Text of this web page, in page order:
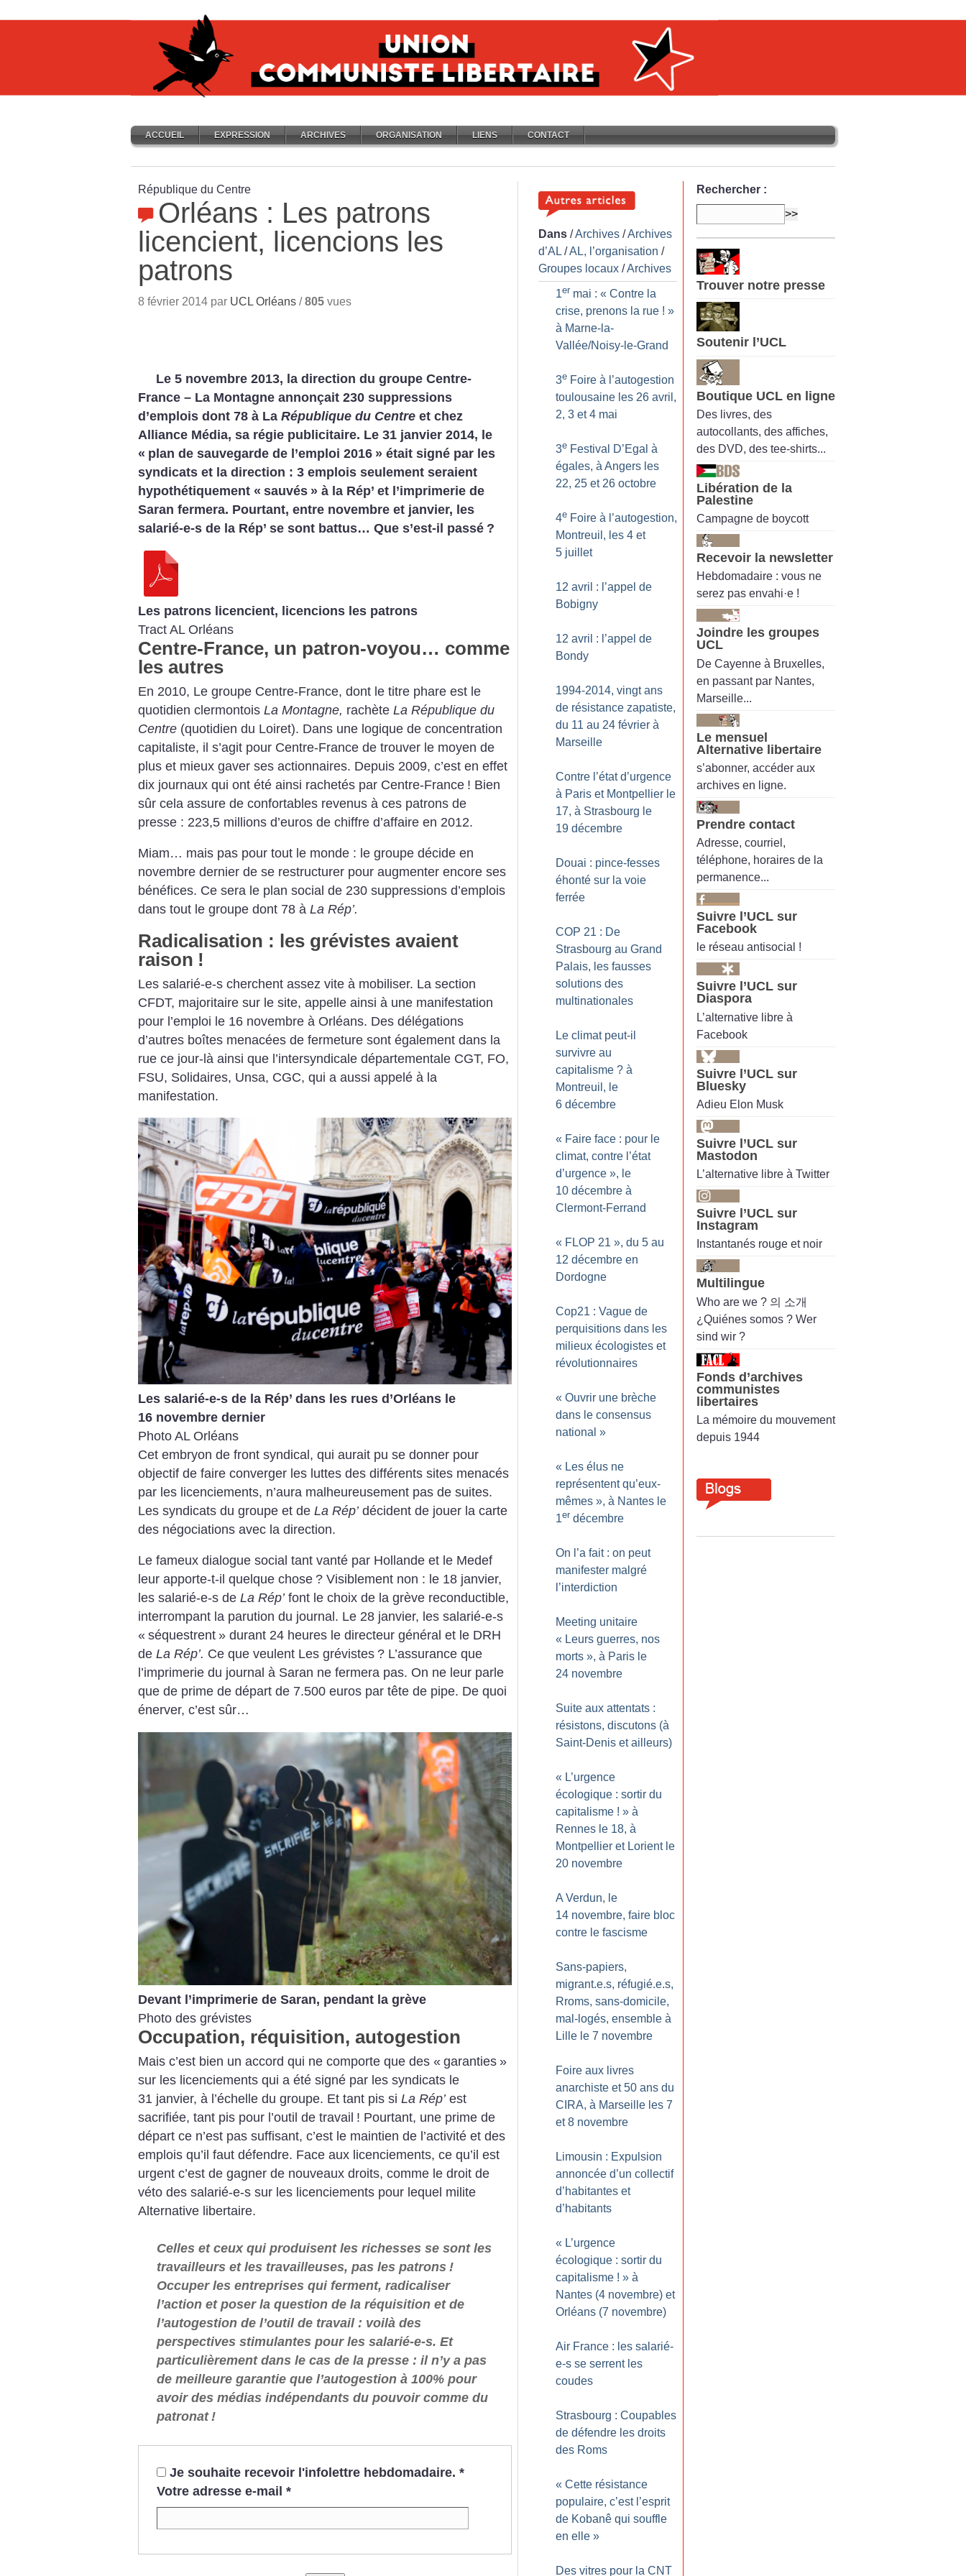
ACCUEIL EXPRESSION ARCHIVES ORGANISATION LIENS CONTACT
République du Centre
Orléans : Les patrons
licencient, licencions les
patrons
8 février 2014 par UCL Orléans /805 vues
Le 5 novembre 2013, la direction du groupe Centre-
France – La Montagne annonçait 230 suppressions
d’emplois dont 78 à La République du Centre et chez
Alliance Média, sa régie publicitaire. Le 31 janvier 2014, le
« plan de sauvegarde de l’emploi 2016 » était signé par les
syndicats et la direction : 3 emplois seulement seraient
hypothétiquement « sauvés » à la Rép’ et l’imprimerie de
Saran fermera. Pourtant, entre novembre et janvier, les
salarié-e-s de la Rép’ se sont battus… Que s’est-il passé ?
Les patrons licencient, licencions les patrons
Tract AL Orléans
Centre-France, un patron-voyou… comme
les autres
En 2010, Le groupe Centre-France, dont le titre phare est le
quotidien clermontois La Montagne, rachète La République du
Centre (quotidien du Loiret). Dans une logique de concentration
capitaliste, il s’agit pour Centre-France de trouver le moyen de
plus et mieux gaver ses actionnaires. Depuis 2009, c’est en effet
dix journaux qui ont été ainsi rachetés par Centre-France ! Bien
sûr cela assure de confortables revenus à ces patrons de
presse : 223,5 millions d’euros de chiffre d’affaire en 2012.
Miam… mais pas pour tout le monde : le groupe décide en
novembre dernier de se restructurer pour augmenter encore ses
bénéfices. Ce sera le plan social de 230 suppressions d’emplois
dans tout le groupe dont 78 à La Rép’.
Radicalisation : les grévistes avaient
raison !
Les salarié-e-s cherchent assez vite à mobiliser. La section
CFDT, majoritaire sur le site, appelle ainsi à une manifestation
pour l’emploi le 16 novembre à Orléans. Des délégations
d’autres boîtes menacées de fermeture sont également dans la
rue ce jour-là ainsi que l’intersyndicale départementale CGT, FO,
FSU, Solidaires, Unsa, CGC, qui a aussi appelé à la
manifestation.
Les salarié-e-s de la Rép’ dans les rues d’Orléans le
16 novembre dernier
Photo AL Orléans
Cet embryon de front syndical, qui aurait pu se donner pour
objectif de faire converger les luttes des différents sites menacés
par les licenciements, n’aura malheureusement pas de suites.
Les syndicats du groupe et de La Rép’décident de jouer la carte
des négociations avec la direction.
Le fameux dialogue social tant vanté par Hollande et le Medef
leur apporte-t-il quelque chose ? Visiblement non : le 18 janvier,
les salarié-e-s de La Rép’font le choix de la grève reconductible,
interrompant la parution du journal. Le 28 janvier, les salarié-e-s
« séquestrent » durant 24 heures le directeur général et le DRH
de La Rép’. Ce que veulent Les grévistes ? L’assurance que
l’imprimerie du journal à Saran ne fermera pas. On ne leur parle
que de prime de départ de 7.500 euros par tête de pipe. De quoi
énerver, c’est sûr…
Devant l’imprimerie de Saran, pendant la grève
Photo des grévistes
Occupation, réquisition, autogestion
Mais c’est bien un accord qui ne comporte que des « garanties »
sur les licenciements qui a été signé par les syndicats le
31 janvier, à l’échelle du groupe. Et tant pis si La Rép’est
sacrifiée, tant pis pour l’outil de travail ! Pourtant, une prime de
départ ce n’est pas suffisant, c’est le maintien de l’activité et des
emplois qu’il faut défendre. Face aux licenciements, ce qu’il est
urgent c’est de gagner de nouveaux droits, comme le droit de
véto des salarié-e-s sur les licenciements pour lequel milite
Alternative libertaire.
Celles et ceux qui produisent les richesses se sont les
travailleurs et les travailleuses, pas les patrons !
Occuper les entreprises qui ferment, radicaliser
l’action et poser la question de la réquisition et de
l’autogestion de l’outil de travail : voilà des
perspectives stimulantes pour les salarié-e-s.Et
particulièrement dans le cas de la presse : il n’y a pas
de meilleure garantie que l’autogestion à 100% pour
avoir des médias indépendants du pouvoir comme du
patronat !
Je souhaite recevoir l'infolettre hebdomadaire. *
Votre adresse e-mail *
Dans /Archives /Archives
d’AL /AL, l’organisation /
Groupes locaux /Archives
1er mai : « Contre la
crise, prenons la rue ! »
à Marne-la-
Vallée/Noisy-le-Grand
3e Foire à l’autogestion
toulousaine les 26 avril,
2, 3 et 4 mai
3e Festival D’Egal à
égales, à Angers les
22, 25 et 26 octobre
4e Foire à l’autogestion,
Montreuil, les 4 et
5 juillet
12 avril : l’appel de
Bobigny
12 avril : l’appel de
Bondy
1994-2014, vingt ans
de résistance zapatiste,
du 11 au 24 février à
Marseille
Contre l’état d’urgence
à Paris et Montpellier le
17, à Strasbourg le
19 décembre
Douai : pince-fesses
éhonté sur la voie
ferrée
COP 21 : De
Strasbourg au Grand
Palais, les fausses
solutions des
multinationales
Le climat peut-il
survivre au
capitalisme ? à
Montreuil, le
6 décembre
« Faire face : pour le
climat, contre l’état
d’urgence », le
10 décembre à
Clermont-Ferrand
« FLOP 21 », du 5 au
12 décembre en
Dordogne
Cop21 : Vague de
perquisitions dans les
milieux écologistes et
révolutionnaires
« Ouvrir une brèche
dans le consensus
national »
« Les élus ne
représentent qu’eux-
mêmes », à Nantes le
1er décembre
On l’a fait : on peut
manifester malgré
l’interdiction
Meeting unitaire
« Leurs guerres, nos
morts », à Paris le
24 novembre
Suite aux attentats :
résistons, discutons (à
Saint-Denis et ailleurs)
« L’urgence
écologique : sortir du
capitalisme ! » à
Rennes le 18, à
Montpellier et Lorient le
20 novembre
A Verdun, le
14 novembre, faire bloc
contre le fascisme
Sans-papiers,
migrant.e.s, réfugié.e.s,
Rroms, sans-domicile,
mal-logés, ensemble à
Lille le 7 novembre
Foire aux livres
anarchiste et 50 ans du
CIRA, à Marseille les 7
et 8 novembre
Limousin : Expulsion
annoncée d’un collectif
d’habitantes et
d’habitants
« L’urgence
écologique : sortir du
capitalisme ! » à
Nantes (4 novembre) et
Orléans (7 novembre)
Air France : les salarié-
e-s se serrent les
coudes
Strasbourg : Coupables
de défendre les droits
des Roms
« Cette résistance
populaire, c’est l’esprit
de Kobanê qui souffle
en elle »
Des vitres pour la CNT
Rechercher :
Trouver notre presse
Soutenir l’UCL
Boutique UCL en ligne
Des livres, des
autocollants, des affiches,
des DVD, des tee-shirts...
Libération de la
Palestine
Campagne de boycott
Recevoir la newsletter
Hebdomadaire : vous ne
serez pas envahi·e !
Joindre les groupes
UCL
De Cayenne à Bruxelles,
en passant par Nantes,
Marseille...
Le mensuel
Alternative libertaire
s’abonner, accéder aux
archives en ligne.
Prendre contact
Adresse, courriel,
téléphone, horaires de la
permanence...
Suivre l’UCL sur
Facebook
le réseau antisocial !
Suivre l’UCL sur
Diaspora
L’alternative libre à
Facebook
Suivre l’UCL sur
Bluesky
Adieu Elon Musk
Suivre l’UCL sur
Mastodon
L’alternative libre à Twitter
Suivre l’UCL sur
Instagram
Instantanés rouge et noir
Multilingue
Who are we ? 의 소개
¿Quiénes somos ? Wer
sind wir ?
Fonds d’archives
communistes
libertaires
La mémoire du mouvement
depuis 1944